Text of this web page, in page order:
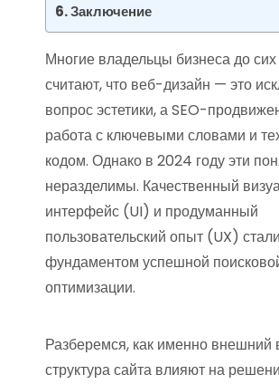
Заключение
Многие владельцы бизнеса до
считают, что веб-дизайн — это
вопрос эстетики, а SEO-
работа с ключевыми словами и
кодом. Однако в 2024 году эти
неразделимы. Качественный
интерфейс (UI) и продуманный
пользовательский опыт (UX) стали
фундаментом успешной
оптимизации.
Разберемся, как именно внешний
структура сайта влияют на